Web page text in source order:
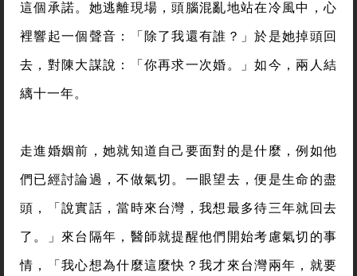
這個承諾。她逃離現場，頭腦混亂地站在冷風中，心
裡響起一個聲音：「除了我還有誰？」於是她掉頭回
去，對陳大謀說：「你再求一次婚。」如今，兩人結
縭十一年。
走進婚姻前，她就知道自己要面對的是什麼，例如他
們已經討論過，不做氣切。一眼望去，便是生命的盡
頭，「說實話，當時來台灣，我想最多待三年就回去
了。」來台隔年，醫師就提醒他們開始考慮氣切的事
情，「我心想為什麼這麼快？我才來台灣兩年，就要